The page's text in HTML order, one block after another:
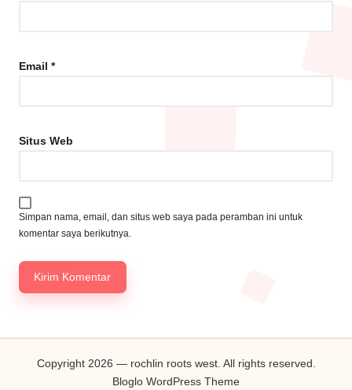
Email *
Situs Web
Simpan nama, email, dan situs web saya pada peramban ini untuk
komentar saya berikutnya.
Copyright 2026 — rochlin roots west. All rights reserved.
Bloglo WordPress Theme